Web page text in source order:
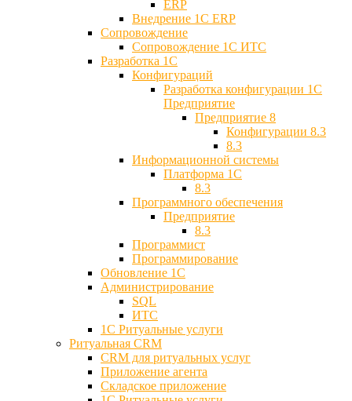
ERP
Внедрение 1С ERP
Cопровождение
Cопровождение 1С ИТС
Разработка 1C
Конфигураций
Разработка конфигурации 1С
Предприятие
Предприятие 8
Конфигурации 8.3
8.3
Информационной системы
Платформа 1С
8.3
Программного обеспечения
Предприятие
8.3
Программист
Программирование
Обновление 1С
Администрирование
SQL
ИТС
1С Ритуальные услуги
Ритуальная CRM
CRM для ритуальных услуг
Приложение агента
Складское приложение